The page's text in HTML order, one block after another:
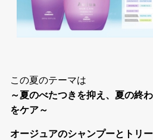
この夏のテーマは
～夏のべたつきを抑え、夏の終
をケア～
オージュアのシャンプーとトリ